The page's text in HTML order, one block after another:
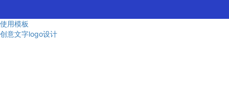
使用模板
创意文字logo设计